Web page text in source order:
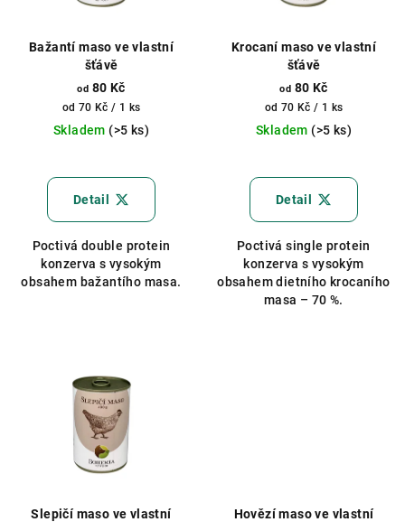
Bažantí maso ve vlastní
šťávě
od 80 Kč
Měrná
cena:
od 70 Kč / 1 ks
Skladem (>5 ks)
Detail
Poctivá double protein
konzerva s vysokým
obsahem bažantího masa.
Krocaní maso ve vlastní
šťávě
od 80 Kč
Měrná
cena:
od 70 Kč / 1 ks
Skladem (>5 ks)
Detail
Poctivá single protein
konzerva s vysokým
obsahem dietního krocaního
masa – 70 %.
Slepičí maso ve vlastní
Hovězí maso ve vlastní